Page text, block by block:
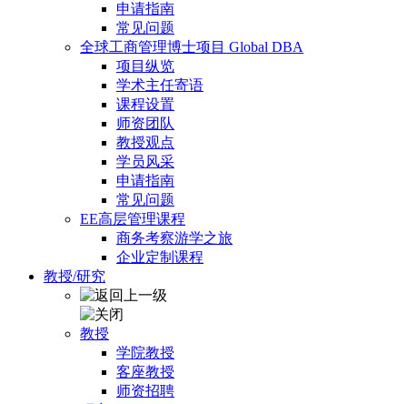
申请指南
常见问题
全球工商管理博士项目 Global DBA
项目纵览
学术主任寄语
课程设置
师资团队
教授观点
学员风采
申请指南
常见问题
EE高层管理课程
商务考察游学之旅
企业定制课程
教授/研究
教授
学院教授
客座教授
师资招聘